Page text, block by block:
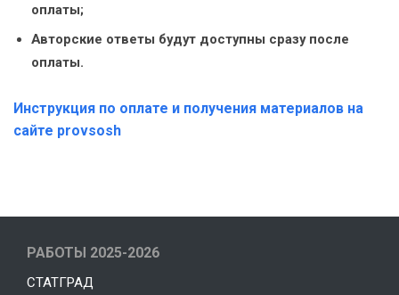
оплаты;
Авторские ответы будут доступны сразу после
оплаты.
Инструкция по оплате и получения материалов на
сайте provsosh
РАБОТЫ 2025-2026
СТАТГРАД